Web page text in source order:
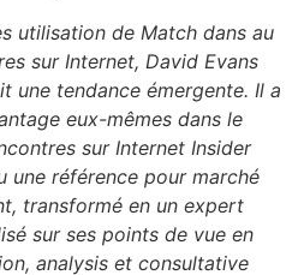
utilisation de Match dans au
sur Internet, David Evans
une tendance émergente. Il a
eux-mêmes dans le
sur Internet Insider
une référence pour marché
transformé en un expert
sur ses points de vue en
analysis et consultative